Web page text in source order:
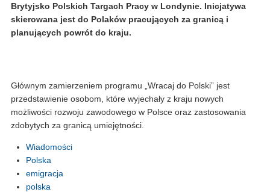
Brytyjsko Polskich Targach Pracy w Londynie. Inicjatywa
skierowana jest do Polaków pracujących za granicą i
planujących powrót do kraju.
Głównym zamierzeniem programu „Wracaj do Polski” jest
przedstawienie osobom, które wyjechały z kraju nowych
możliwości rozwoju zawodowego w Polsce oraz zastosowania
zdobytych za granicą umiejętności.
Wiadomości
Polska
emigracja
polska